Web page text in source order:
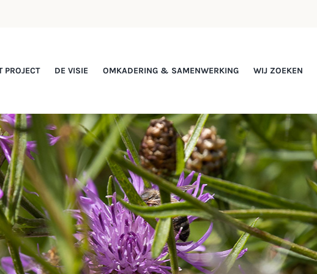
PROJECT DE VISIE OMKADERING & SAMENWERKING WIJ ZOEKEN